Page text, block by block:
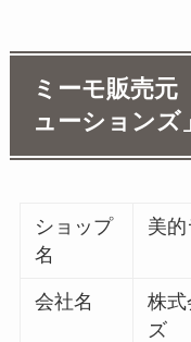
ミーモ販売元
ューションズ
ショップ
名
美的
会社名
株
ズ